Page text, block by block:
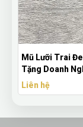
Yêu Cầu – Nón Quà